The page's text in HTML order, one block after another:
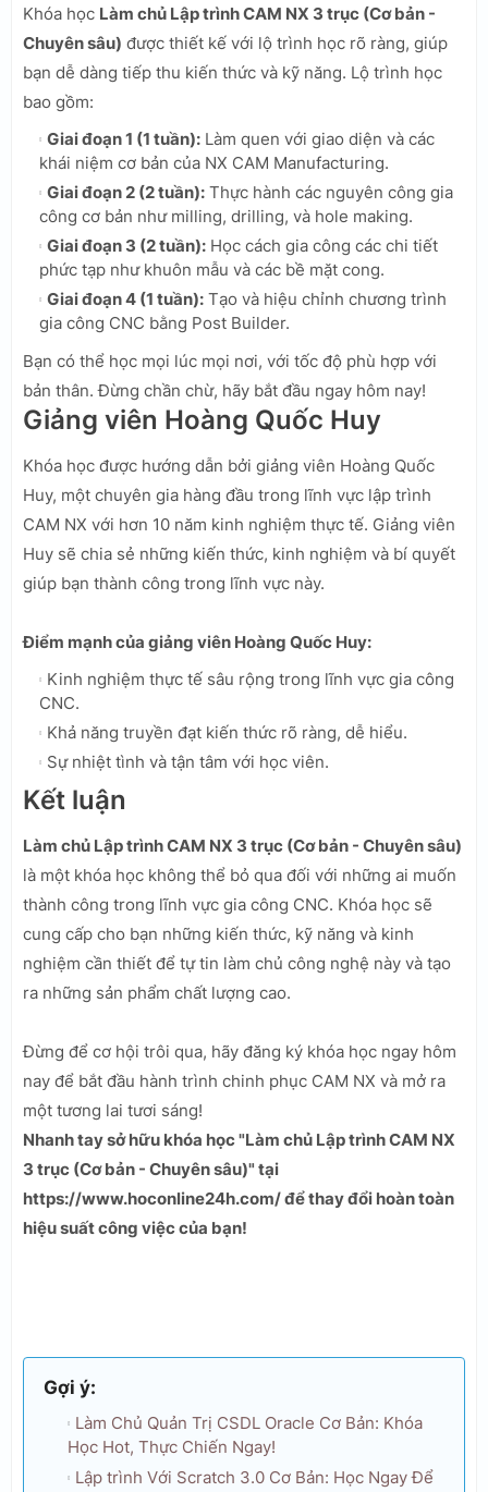
Khóa học Làm chủ Lập trình CAM NX 3 trục (Cơ bản -
Chuyên sâu) được thiết kế với lộ trình học rõ ràng, giúp
bạn dễ dàng tiếp thu kiến thức và kỹ năng. Lộ trình học
bao gồm:
Giai đoạn 1 (1 tuần): Làm quen với giao diện và các
khái niệm cơ bản của NX CAM Manufacturing.
Giai đoạn 2 (2 tuần): Thực hành các nguyên công gia
công cơ bản như milling, drilling, và hole making.
Giai đoạn 3 (2 tuần): Học cách gia công các chi tiết
phức tạp như khuôn mẫu và các bề mặt cong.
Giai đoạn 4 (1 tuần): Tạo và hiệu chỉnh chương trình
gia công CNC bằng Post Builder.
Bạn có thể học mọi lúc mọi nơi, với tốc độ phù hợp với
bản thân. Đừng chần chừ, hãy bắt đầu ngay hôm nay!
Giảng viên Hoàng Quốc Huy
Khóa học được hướng dẫn bởi giảng viên Hoàng Quốc
Huy, một chuyên gia hàng đầu trong lĩnh vực lập trình
CAM NX với hơn 10 năm kinh nghiệm thực tế. Giảng viên
Huy sẽ chia sẻ những kiến thức, kinh nghiệm và bí quyết
giúp bạn thành công trong lĩnh vực này.
Điểm mạnh của giảng viên Hoàng Quốc Huy:
Kinh nghiệm thực tế sâu rộng trong lĩnh vực gia công
CNC.
Khả năng truyền đạt kiến thức rõ ràng, dễ hiểu.
Sự nhiệt tình và tận tâm với học viên.
Kết luận
Làm chủ Lập trình CAM NX 3 trục (Cơ bản - Chuyên sâu)
là một khóa học không thể bỏ qua đối với những ai muốn
thành công trong lĩnh vực gia công CNC. Khóa học sẽ
cung cấp cho bạn những kiến thức, kỹ năng và kinh
nghiệm cần thiết để tự tin làm chủ công nghệ này và tạo
ra những sản phẩm chất lượng cao.
Đừng để cơ hội trôi qua, hãy đăng ký khóa học ngay hôm
nay để bắt đầu hành trình chinh phục CAM NX và mở ra
một tương lai tươi sáng!
Nhanh tay sở hữu khóa học "Làm chủ Lập trình CAM NX
3 trục (Cơ bản - Chuyên sâu)" tại
https://www.hoconline24h.com/ để thay đổi hoàn toàn
hiệu suất công việc của bạn!
Gợi ý:
Làm Chủ Quản Trị CSDL Oracle Cơ Bản: Khóa
Học Hot, Thực Chiến Ngay!
Lập trình Với Scratch 3.0 Cơ Bản: Học Ngay Để